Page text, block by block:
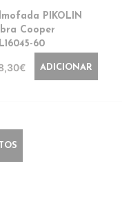
PIKOLIN
Cooper
60
ADICIONAR